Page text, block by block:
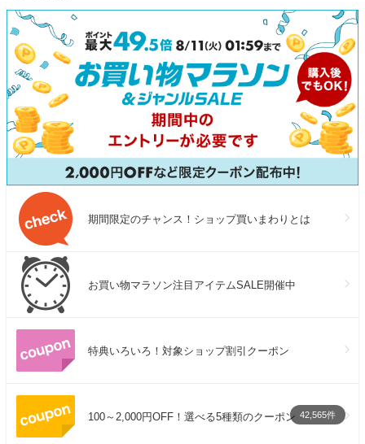
鰻楽 宮崎県 宮崎市 宮崎 ふる
さと
UPS機能 太陽光発電 ジャクリ
期間限定のチャンス！ショップ買いまわりとは
お買い物マラソン注目アイテムSALE開催中
特典いろいろ！対象ショップ割引クーポン
100～2,000円OFF！選べる5種類のクーポン 42,565件